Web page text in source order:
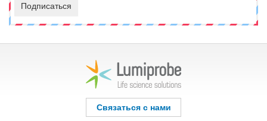
Подписаться
Связаться с нами